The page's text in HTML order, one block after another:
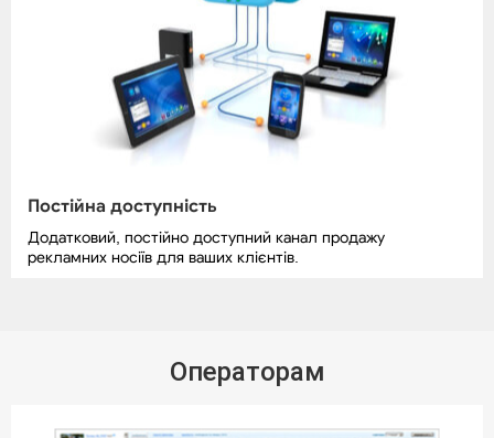
Постійна доступність
Додатковий, постійно доступний канал продажу
рекламних носіїв для ваших клієнтів.
Операторам